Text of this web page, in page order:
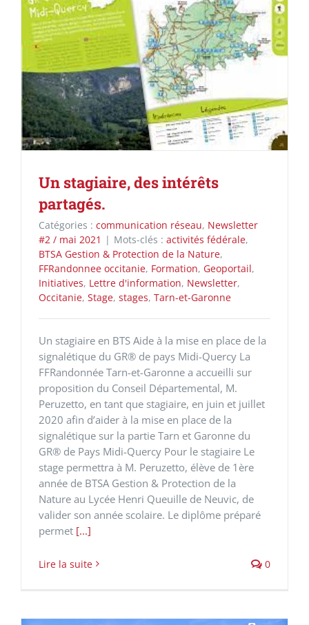
Un stagiaire, des intérêts
partagés.
Catégories : communication réseau, Newsletter
#2 / mai 2021 | Mots-clés : activités fédérale,
BTSA Gestion & Protection de la Nature,
FFRandonnee occitanie, Formation, Geoportail,
Initiatives, Lettre d'information, Newsletter,
Occitanie, Stage, stages, Tarn-et-Garonne
Un stagiaire en BTS Aide à la mise en place de la
signalétique du GR® de pays Midi-Quercy La
FFRandonnée Tarn-et-Garonne a accueilli sur
proposition du Conseil Départemental, M.
Peruzetto, en tant que stagiaire, en juin et juillet
2020 afin d’aider à la mise en place de la
signalétique sur la partie Tarn et Garonne du
GR® de Pays Midi-Quercy Pour le stagiaire Le
stage permettra à M. Peruzetto, élève de 1ère
année de BTSA Gestion & Protection de la
Nature au Lycée Henri Queuille de Neuvic, de
valider son année scolaire. Le diplôme préparé
permet [...]
Lire la suite 0